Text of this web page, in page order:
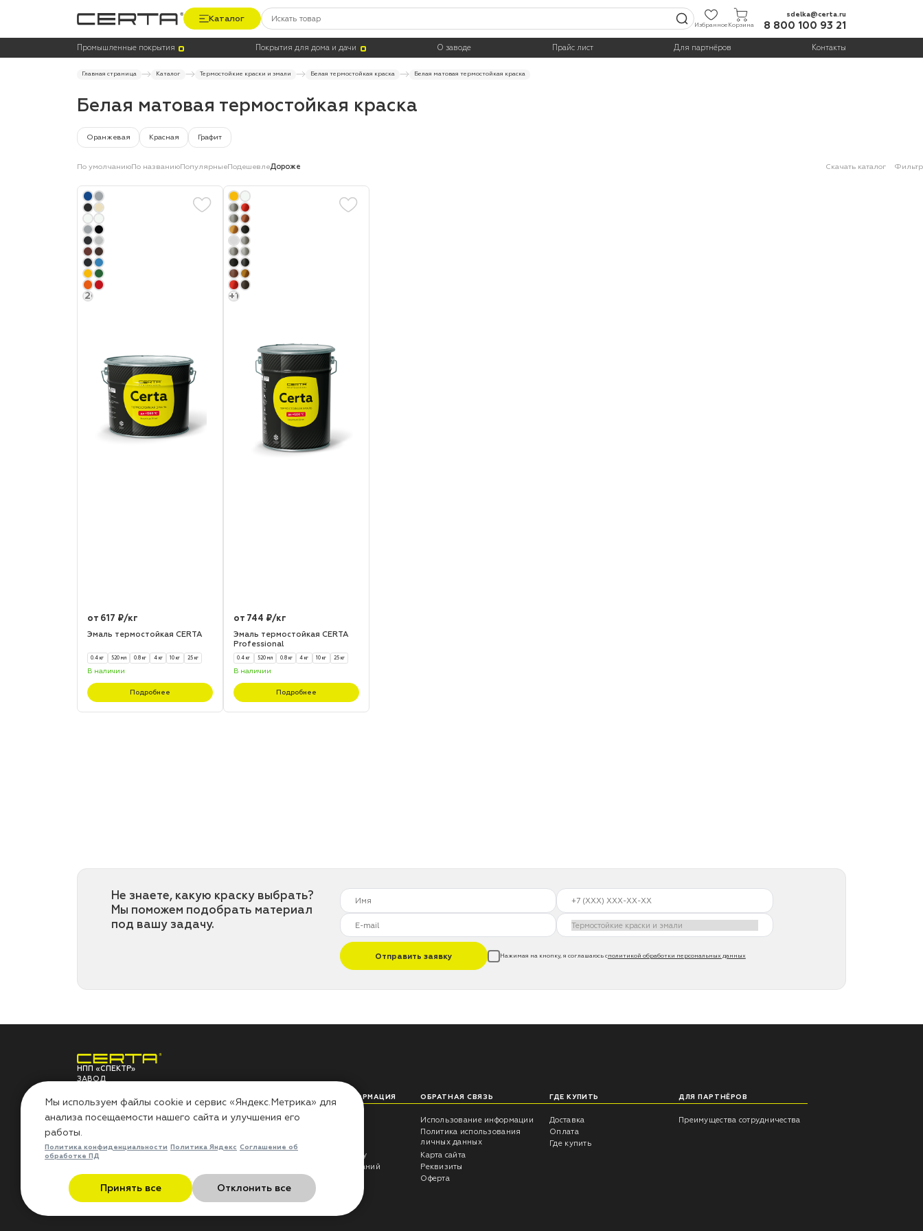
Каталог
ИзбранноеКорзина
sdelka@certa.ru
8 800 100 93 21
Промышленные покрытия Покрытия для дома и дачи О заводе Прайс лист Для партнёров Контакты
Главная страница Каталог Термостойкие краски и эмали Белая термостойкая краска Белая матовая термостойкая краска
Белая матовая термостойкая краска
Оранжевая Красная Графит
Термостойкость, до °C Цвет Тара
По умолчаниюПо названиюПопулярныеПодешевлеДороже Скачать каталог Фильтр
+20
от 617 ₽/кг
Эмаль термостойкая CERTA
0.4 кг 520 мл 0.8 кг 4 кг 10 кг 25 кг
В наличии
Подробнее
+1
от 744 ₽/кг
Эмаль термостойкая CERTA
Professional
0.4 кг 520 мл 0.8 кг 4 кг 10 кг 25 кг
В наличии
Подробнее
Не знаете, какую краску выбрать?
Мы поможем подобрать материал
под вашу задачу.
Отправить заявку Нажимая на кнопку, я соглашаюсь сполитикой обработки персональных данных
НПП «СПЕКТР»
ЗАВОД
МАТЕРИАЛОВ
О ЗАВОДЕ
НПП «СПЕКТР»
Лаборатория
Политика в области охраны
ПОЛЕЗНАЯ ИНФОРМАЦИЯ
Советы технолога
Вопросы -ответы
Гарантия на краску
Результаты испытаний
Блог CERTA
Отзывы
Каталог RAL 5
ОБРАТНАЯ СВЯЗЬ
Использование информации
Политика использования
личных данных
Карта сайта
Реквизиты
Оферта
ГДЕ КУПИТЬ
Доставка
Оплата
Где купить
ДЛЯ ПАРТНЁРОВ
Преимущества сотрудничества
Мы используем файлы cookie и сервис «Яндекс.Метрика» для
анализа посещаемости нашего сайта и улучшения его
работы.
Политика конфиденциальности Политика Яндекс Соглашение об
обработке ПД
Принять все Отклонить все